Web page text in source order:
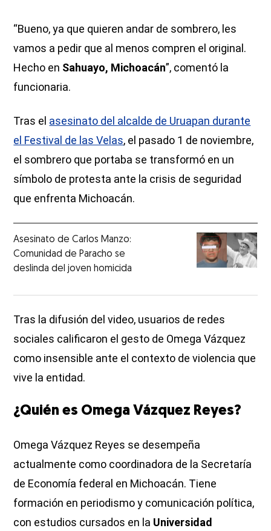
“Bueno, ya que quieren andar de sombrero, les
vamos a pedir que al menos compren el original.
Hecho en Sahuayo, Michoacán”, comentó la
funcionaria.
Tras el asesinato del alcalde de Uruapan durante
el Festival de las Velas, el pasado 1 de noviembre,
el sombrero que portaba se transformó en un
símbolo de protesta ante la crisis de seguridad
que enfrenta Michoacán.
Asesinato de Carlos Manzo:
Comunidad de Paracho se
deslinda del joven homicida
Tras la difusión del video, usuarios de redes
sociales calificaron el gesto de Omega Vázquez
como insensible ante el contexto de violencia que
vive la entidad.
¿Quién es Omega Vázquez Reyes?
Omega Vázquez Reyes se desempeña
actualmente como coordinadora de la Secretaría
de Economía federal en Michoacán. Tiene
formación en periodismo y comunicación política,
con estudios cursados en la Universidad